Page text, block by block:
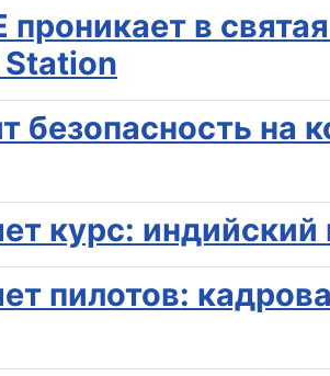
проникает в
безопасность на
курс:
пилотов: